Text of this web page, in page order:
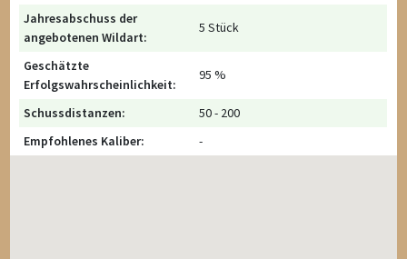
Jahresabschuss der
angebotenen Wildart:
5 Stück
Geschätzte
Erfolgswahrscheinlichkeit:
95 %
Schussdistanzen:
50 - 200
Empfohlenes Kaliber:
-